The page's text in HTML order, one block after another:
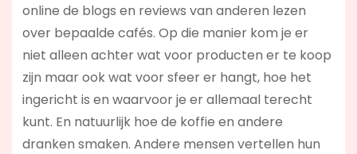
online de blogs en reviews van anderen lezen
over bepaalde cafés. Op die manier kom je er
niet alleen achter wat voor producten er te koop
zijn maar ook wat voor sfeer er hangt, hoe het
ingericht is en waarvoor je er allemaal terecht
kunt. En natuurlijk hoe de koffie en andere
dranken smaken. Andere mensen vertellen hun